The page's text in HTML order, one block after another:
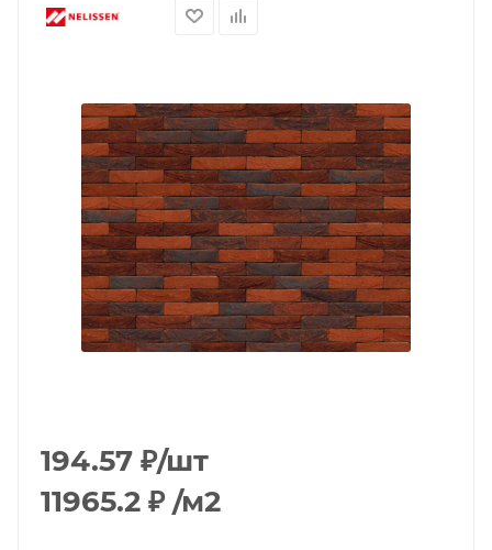
194.57 ₽/шт
11965.2 ₽ /м2